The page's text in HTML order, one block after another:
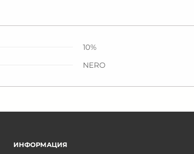
10%
NERO
ИНФОРМАЦИЯ